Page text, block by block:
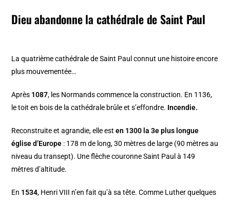
Dieu abandonne la cathédrale de Saint Paul
La quatrième cathédrale de Saint Paul connut une histoire encore
plus mouvementée…
Après 1087, les Normands commence la construction. En 1136,
le toit en bois de la cathédrale brûle et s’effondre. Incendie.
Reconstruite et agrandie, elle esten 1300 la 3e plus longue
église d’Europe : 178 m de long, 30 mètres de large (90 mètres au
niveau du transept). Une flèche couronne Saint Paul à 149
mètres d’altitude.
En 1534, Henri VIII n’en fait qu’à sa tête. Comme Luther quelques